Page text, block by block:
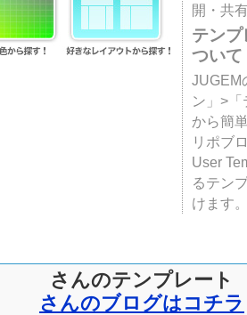
開・共
テン
ついて
JUGEM
ン」>
から簡
リポブ
User
るテン
けます
さんのテンプレート
さんのブログはコチラ